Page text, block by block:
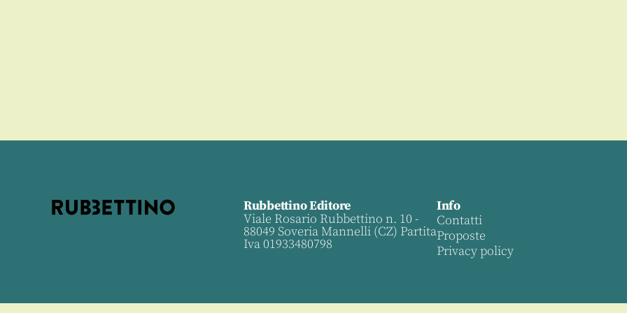
Rubbettino Editore
Viale Rosario Rubbettino n. 10 -
88049 Soveria Mannelli (CZ) Partita
Iva 01933480798
Info
Contatti
Proposte
Privacy policy